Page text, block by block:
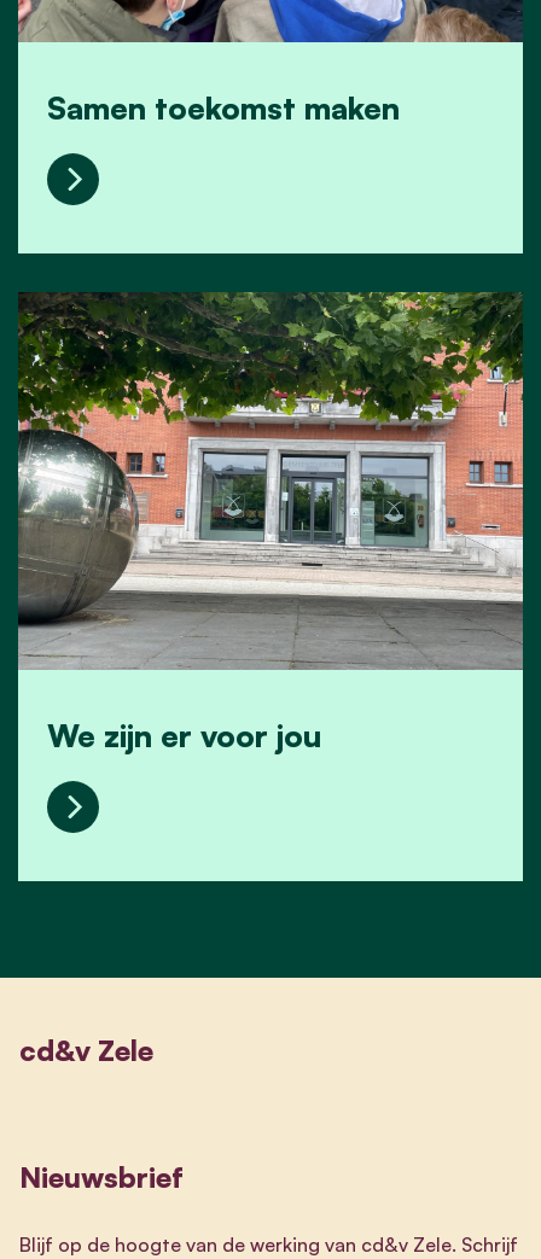
Samen toekomst maken
Samen toekomst maken
We zijn er voor jou
We zijn er voor jou
cd&v Zele
Nieuwsbrief
Blijf op de hoogte van de werking van cd&v Zele. Schrijf